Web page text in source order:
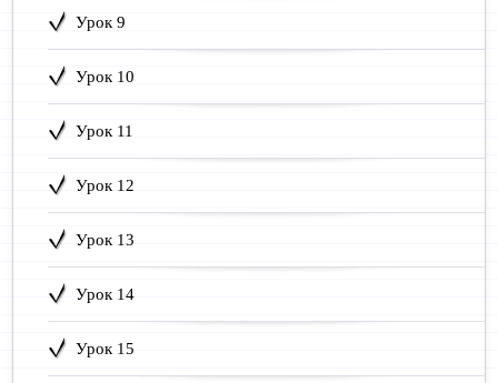
Урок 9
Урок 10
Урок 11
Урок 12
Урок 13
Урок 14
Урок 15